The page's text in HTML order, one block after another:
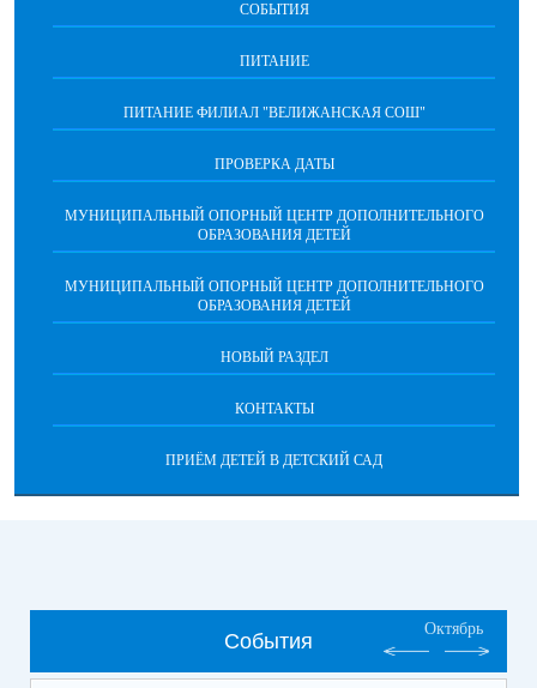
СОБЫТИЯ
ПИТАНИЕ
ПИТАНИЕ ФИЛИАЛ "ВЕЛИЖАНСКАЯ СОШ"
ПРОВЕРКА ДАТЫ
МУНИЦИПАЛЬНЫЙ ОПОРНЫЙ ЦЕНТР ДОПОЛНИТЕЛЬНОГО
ОБРАЗОВАНИЯ ДЕТЕЙ
МУНИЦИПАЛЬНЫЙ ОПОРНЫЙ ЦЕНТР ДОПОЛНИТЕЛЬНОГО
ОБРАЗОВАНИЯ ДЕТЕЙ
НОВЫЙ РАЗДЕЛ
КОНТАКТЫ
ПРИЁМ ДЕТЕЙ В ДЕТСКИЙ САД
События
Октябрь